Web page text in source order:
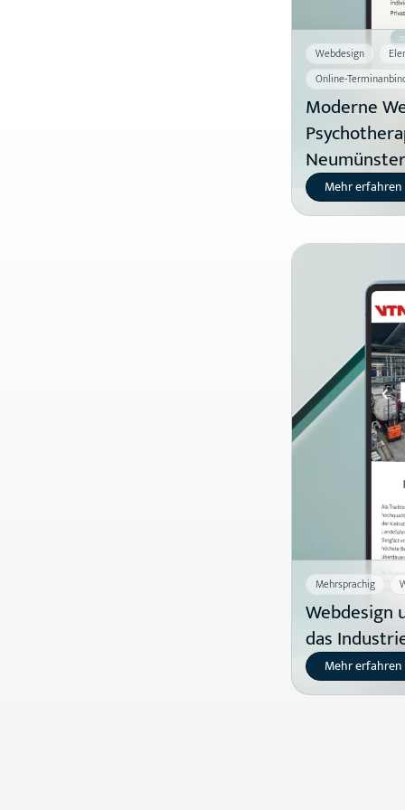
Webdesign
Online-
Moderne
Neumünster
Mehr erfahren
Mehrsprachig
Webdesign
das
Mehr erfahren